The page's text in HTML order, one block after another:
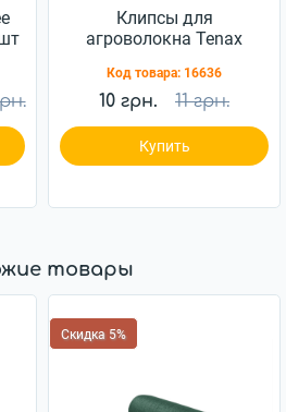
Клипсы для
агроволокна Tenax
Код товара: 16636
10 грн. 11 грн.
Купить
товары
Скидка 5%